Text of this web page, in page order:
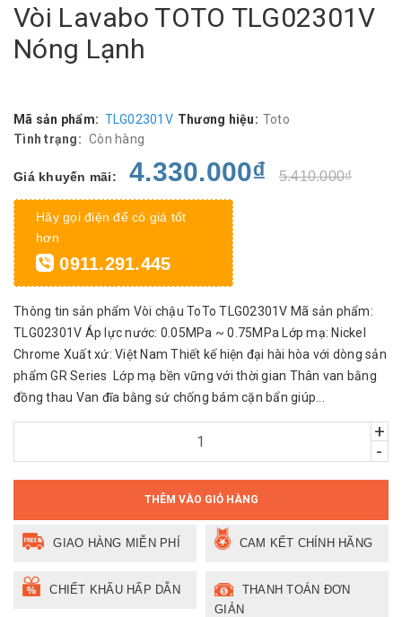
Vòi Lavabo TOTO TLG02301V
Nóng Lạnh
Mã sản phẩm: TLG02301V Thương hiệu: Toto
Tình trạng: Còn hàng
Giá khuyến mãi: 4.330.000₫ 5.410.000₫
Hãy gọi điện để có giá tốt
hơn
0911.291.445
Thông tin sản phẩm Vòi chậu ToTo TLG02301V Mã sản phẩm:
TLG02301V Áp lực nước: 0.05MPa ~ 0.75MPa Lớp mạ: Nickel
Chrome Xuất xứ: Việt Nam Thiết kế hiện đại hài hòa với dòng sản
phẩm GR Series Lớp mạ bền vững với thời gian Thân van bằng
đồng thau Van đĩa bằng sứ chống bám cặn bẩn giúp...
+
-
THÊM VÀO GIỎ HÀNG
GIAO HÀNG MIỄN PHÍ CAM KẾT CHÍNH HÃNG
CHIẾT KHẤU HẤP DẪN
THANH TOÁN ĐƠN
GIẢN